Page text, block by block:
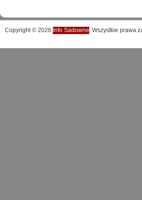
Copyright © 2026 Info Sadowne. Wszystkie prawa